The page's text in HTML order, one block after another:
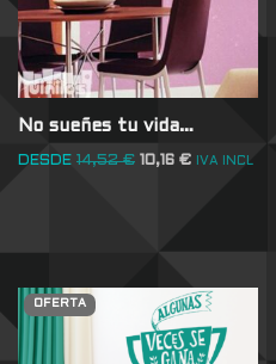
No sueñes tu vida…
DESDE 14,52€ 10,16 € IVA INCL
OFERTA